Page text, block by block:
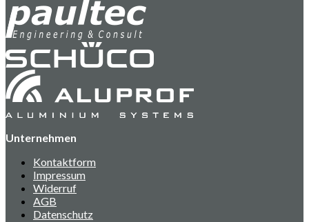
Unternehmen
Kontaktform
Impressum
Widerruf
AGB
Datenschutz